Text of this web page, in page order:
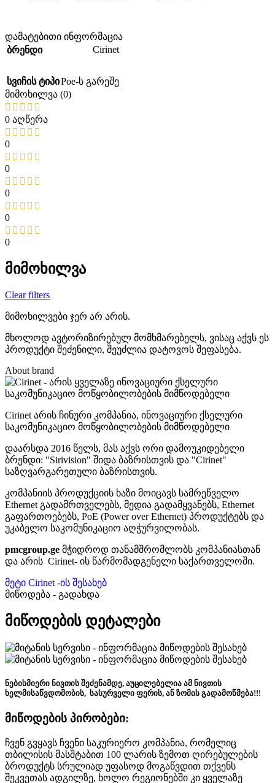
დამატებითი ინფორმაცია
ბრენდი
Cirinet
სვიჩის ტიპიPoe-ს გარეშე
მიმოხილვა (0)
0 აღწერა
0
0
0
0
0
მიმოხილვა
Clear filters
მიმოხილვები ჯერ არ არის.
მხოლოდ ავტორიზირებულ მომხმარებელს, ვისაც აქვს ეს
პროდუქტი შეძენილი, შეუძლია დატოვოს შეფასება.
About brand
Cirinet არის ჩინური კომპანია, ინოვაციური ქსელური
საკომუნიკაციო მოწყობილობების მიმწოდებელი
დაარსდა 2016 წელს, მას აქვს ორი დამოუკიდებელი
ბრენდი: "Sirivision" შიდა ბაზრისთვის და "Cirinet"
საზღვარგარეთული ბაზრისთვის.
კომპანიის პროდუქციის ხაზი მოიცავს სამრეწველო
Ethernet გადამრთველებს, მედია გადამყვანებს, Ethernet
გაფართოებებს, PoE (Power over Ethernet) პროდუქტებს და
უკაბელო საკომუნიკაციო აღჭურვილობას.
pmcgroup.ge მჭიდროდ თანამშრომლობს კომპანიასთან
და არის Cirinet- ის წარმომადგენელი საქართველოში.
მეტი Cirinet -ის შესახებ
მიწოდება - გადახდა
მიწოდების დეტალები
ნებისმიერი ნივთის შეძენამდე, აუცილებელია ამ ნივთის
ხელმისაწვდომობის, სასურველი ფერის, ან ზომის გადამოწმება!!!
მიწოდების პირობები:
ჩვენ გვყავს ჩვენი საკურიერო კომპანია, რომელიც
თბილისის მასშტაბით 100 ლარის ზემოთ ღირებულების
ბროდუქტს სრულიად უფასოდ მოგაწვდით თქვენს
შეკვეთას ადგილზე, ხოლო რეგიონებში კი ყველაზე